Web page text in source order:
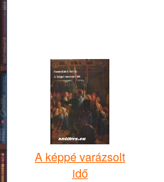
A képpé varázsolt
idő